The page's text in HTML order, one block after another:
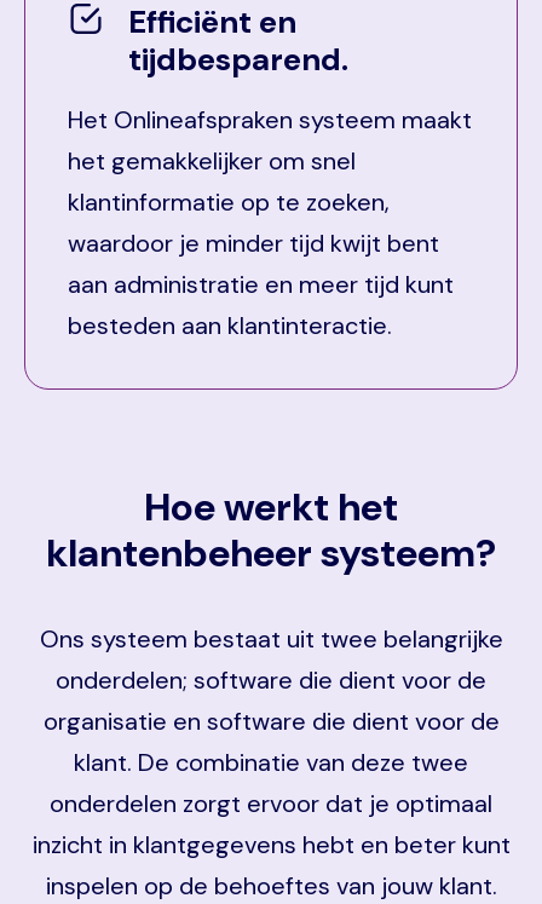
Efficiënt en
tijdbesparend.
Het Onlineafspraken systeem maakt
het gemakkelijker om snel
klantinformatie op te zoeken,
waardoor je minder tijd kwijt bent
aan administratie en meer tijd kunt
besteden aan klantinteractie.
Hoe werkt het
klantenbeheer systeem?
Ons systeem bestaat uit twee belangrijke
onderdelen; software die dient voor de
organisatie en software die dient voor de
klant. De combinatie van deze twee
onderdelen zorgt ervoor dat je optimaal
inzicht in klantgegevens hebt en beter kunt
inspelen op de behoeftes van jouw klant.